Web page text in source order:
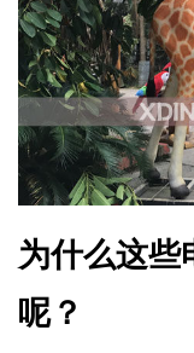
为什么这些
呢？